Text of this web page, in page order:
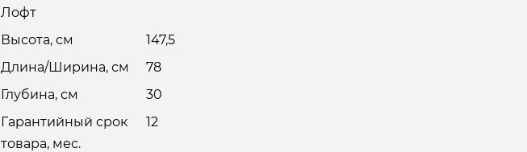
Лофт
Высота, см
147,5
Длина/Ширина, см
78
Глубина, см
30
Гарантийный срок
товара, мес.
12